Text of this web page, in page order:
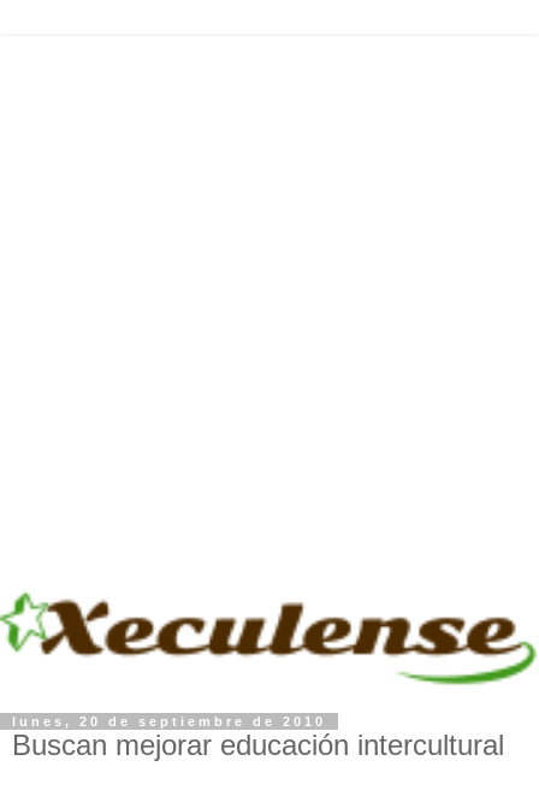
lunes, 20 de septiembre de 2010
Buscan mejorar educación intercultural